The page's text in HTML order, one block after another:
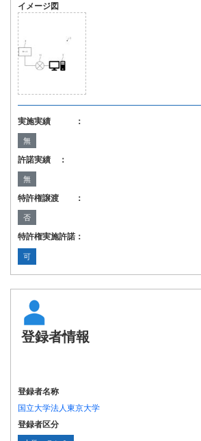
イメージ図
実施実績 ：
無
許諾実績 ：
無
特許権譲渡 ：
否
特許権実施許諾：
可
登録者情報
登録者名称
国立大学法人東京大学
登録者区分